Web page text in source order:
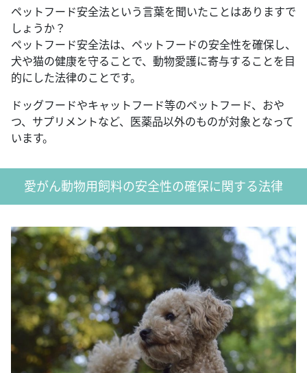
ペットフード安全法という言葉を聞いたことはありますで
しょうか？
ペットフード安全法は、ペットフードの安全性を確保し、
犬や猫の健康を守ることで、動物愛護に寄与することを目
的にした法律のことです。
ドッグフードやキャットフード等のペットフード、おや
つ、サプリメントなど、医薬品以外のものが対象となって
います。
愛がん動物用飼料の安全性の確保に関する法律